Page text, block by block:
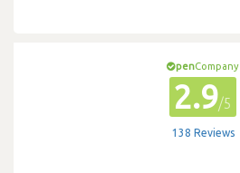
penCompany
2.9/5
138 Reviews